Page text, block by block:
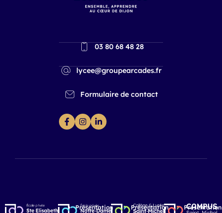
03 80 68 48 28
lycee@groupearcades.fr
Formulaire de contact
Présentation Présentation Présentation